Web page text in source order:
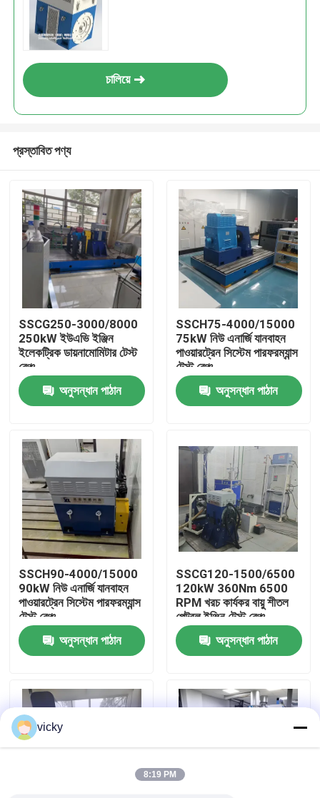
আমাদের সম্বন্ধে
কারখানা ভ্রমণ
যোগাযোগ করুন
খবর
মামলা
টর্ক ডায়নামিটার
চালিয়ে
প্রস্তাবিত পণ্য
SSCG250-3000/8000
250kW ইউএভি ইঞ্জিন
ইলেকট্রিক ডায়নামোমিটার টেস্ট
বেঞ্চ
অনুসন্ধান পাঠান
SSCH75-4000/15000
75kW নিউ এনার্জি যানবাহন
পাওয়ারট্রেন সিস্টেম পারফরম্যান্স
টেস্ট বেঞ্চ
অনুসন্ধান পাঠান
SSCH90-4000/15000
90kW নিউ এনার্জি যানবাহন
পাওয়ারট্রেন সিস্টেম পারফরম্যান্স
টেস্ট বেঞ্চ
অনুসন্ধান পাঠান
SSCG120-1500/6500
120kW 360Nm 6500
RPM খরচ কার্যকর বায়ু শীতল
পেট্রল ইঞ্জিন টেস্ট বেঞ্চ
অনুসন্ধান পাঠান
vicky
8:19 PM